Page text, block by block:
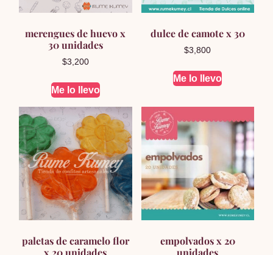
merengues de huevo x
30 unidades
$3,200
Me lo llevo
dulce de camote x 30
$3,800
Me lo llevo
paletas de caramelo flor
x 20 unidades
empolvados x 20
unidades